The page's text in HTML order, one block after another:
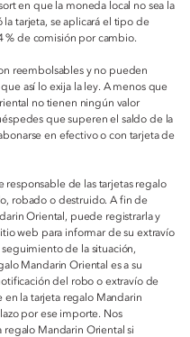
en que la moneda local no sea la
tarjeta, se aplicará el tipo de
% de comisión por cambio.
reembolsables y no pueden
así lo exija la ley. A menos que
no tienen ningún valor
que superen el saldo de la
en efectivo o con tarjeta de
responsable de las tarjetas regalo
robado o destruido. A fin de
Oriental, puede registrarla y
web para informar de su extravío
de la situación,
Mandarin Oriental es a su
del robo o extravío de
en la tarjeta regalo Mandarin
por ese importe. Nos
regalo Mandarin Oriental si